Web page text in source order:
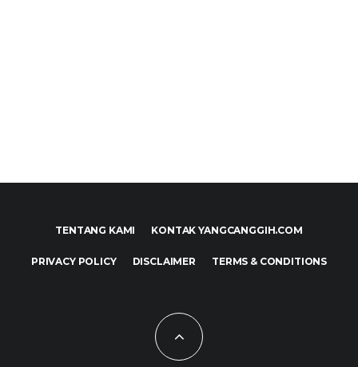
TENTANG KAMI KONTAK YANGCANGGIH.COM
PRIVACY POLICY DISCLAIMER TERMS & CONDITIONS